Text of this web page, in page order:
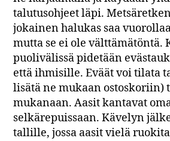
talutusohjeet läpi.
jokainen halukas saa
mutta se ei ole välttämätöntä.
puolivälissä pidetään
että ihmisille. Eväät voi tilata
lisätä ne mukaan ostoskoriin)
mukanaan. Aasit kantavat
selkärepuissaan. Kävelyn
tallille, jossa aasit vielä